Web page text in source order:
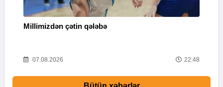
Millimizdən çətin qələbə
07.08.2026 22:48